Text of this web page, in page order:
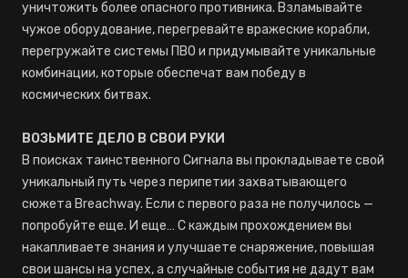
уничтожить более опасного противника. Взламывайте
чужое оборудование, перегревайте вражеские корабли,
перегружайте системы ПВО и придумывайте уникальные
комбинации, которые обеспечат вам победу в
космических битвах.
ВОЗЬМИТЕ ДЕЛО В СВОИ РУКИ
В поисках таинственного Сигнала вы прокладываете свой
уникальный путь через перипетии захватывающего
сюжета Breachway. Если с первого раза не получилось —
попробуйте еще. И еще… С каждым прохождением вы
накапливаете знания и улучшаете снаряжение, повышая
свои шансы на успех, а случайные события не дадут вам